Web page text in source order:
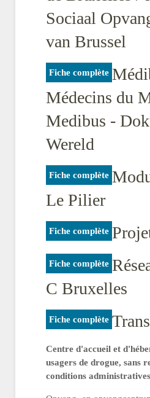
Sociaal
van Brussel
Fiche complète
Médecins du
Medibus -
Wereld
Fiche complète
Le Pilier
Fiche complète
Fiche complète
C Bruxelles
Fiche complète
Centre d'accueil et
usagers de drogue, sans
conditions